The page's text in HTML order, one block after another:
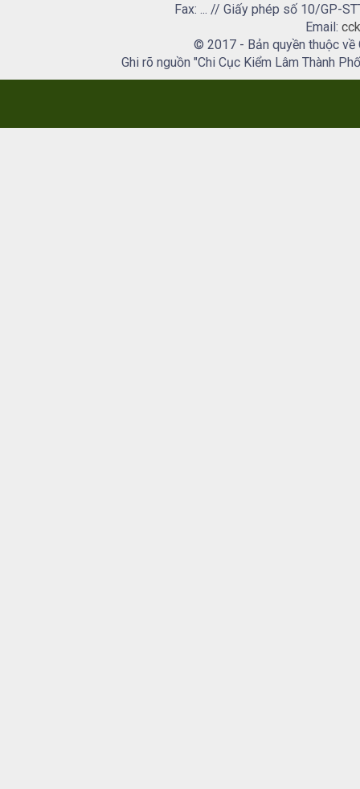
Fax: ... // Giấy phép số 10/GP-
Email:
© 2017 - Bản quyền thuộc về
Ghi rõ nguồn "Chi Cục Kiểm Lâm Thành